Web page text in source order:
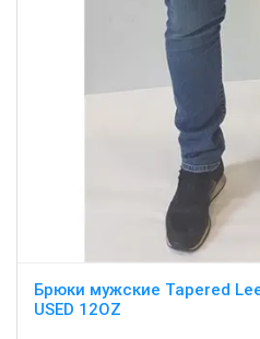
Брюки мужские Tapered
USED 12OZ